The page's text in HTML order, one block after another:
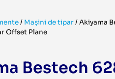
/ Mașini de tipar/Akiyama
Offset Plane
Bestech